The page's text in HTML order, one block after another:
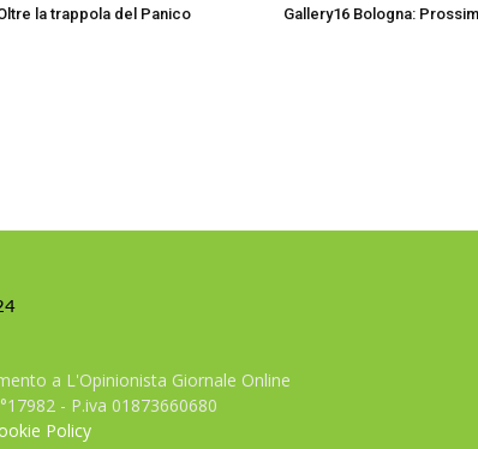
la trappola del Panico Gallery16 Bologna:
a L'Opinionista Giornale Online
- P.iva 01873660680
Policy